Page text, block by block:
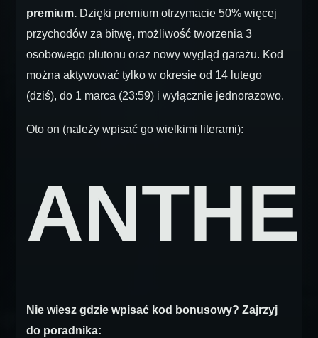
premium. Dzięki premium otrzymacie 50% więcej
przychodów za bitwę, możliwość tworzenia 3
osobowego plutonu oraz nowy wygląd garażu. Kod
można aktywować tylko w okresie od 14 lutego
(dziś), do 1 marca (23:59) i wyłącznie jednorazowo.
Oto on (należy wpisać go wielkimi literami):
Nie wiesz gdzie wpisać kod bonusowy? Zajrzyj
do poradnika: